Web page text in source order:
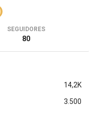
SEGUIDORES
80
14,2K
3.500